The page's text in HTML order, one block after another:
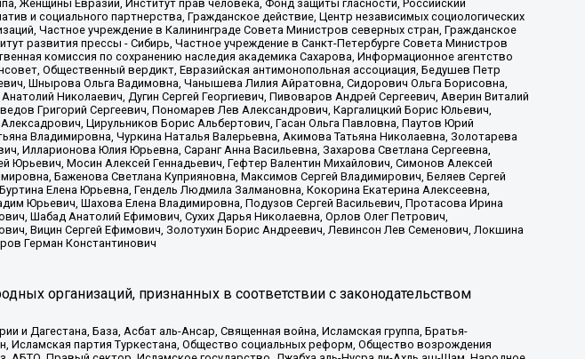
Женщины Евразии, Институт прав человека, Фонд защиты гласности, Российский
и социального партнерства, Гражданское действие, Центр независимых социологических
Частное учреждение в Калининграде Совета Министров северных стран, Гражданское
развития прессы - Сибирь, Частное учреждение в Санкт-Петербурге Совета Министров
комиссия по сохранению наследия академика Сахарова, Информационное агентство
Общественный вердикт, Евразийская антимонопольная ассоциация, Бедушев Петр
Шнырова Ольга Вадимовна, Чанышева Лилия Айратовна, Сидорович Ольга Борисовна,
Николаевич, Дугин Сергей Георгиевич, Пивоваров Андрей Сергеевич, Аверин Виталий
Григорий Сергеевич, Пономарев Лев Александрович, Каргалицкий Борис Юльевич,
Цирульников Борис Альбертович, Гасан Ольга Павловна, Паутов Юрий
Владимировна, Чуркина Наталья Валерьевна, Акимова Татьяна Николаевна, Золотарева
Илларионова Юлия Юрьевна, Саранг Анна Васильевна, Захарова Светлана Сергеевна,
Мосин Алексей Геннадьевич, Гефтер Валентин Михайлович, Симонов Алексей
Баженова Светлана Куприяновна, Максимов Сергей Владимирович, Беляев Сергей
Елена Юрьевна, Гендель Людмила Залмановна, Кокорина Екатерина Алексеевна,
Юрьевич, Шахова Елена Владимировна, Подузов Сергей Васильевич, Протасова Ирина
Шабад Анатолий Ефимович, Сухих Дарья Николаевна, Орлов Олег Петрович,
Вицин Сергей Ефимович, Золотухин Борис Андреевич, Левинсон Лев Семенович, Локшина
Герман Константинович
организаций, признанных в соответствии с законодательством
Дагестана, База, Асбат аль-Ансар, Священная война, Исламская группа, Братья-
Исламская партия Туркестана, Общество социальных реформ, Общество возрождения